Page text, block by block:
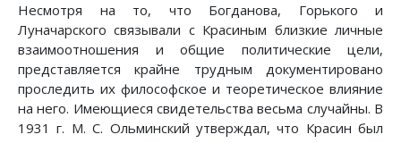
Несмотря на то, что Богданова, Горького и
Луначарского связывали с Красиным близкие личные
взаимоотношения и общие политические цели,
представляется крайне трудным документировано
проследить их философское и теоретическое влияние
на него. Имеющиеся свидетельства весьма случайны. В
1931 г. М. С. Ольминский утверждал, что Красин был